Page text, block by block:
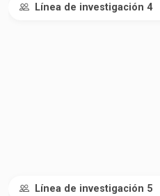
Línea de investigación 4
Línea de investigación 5